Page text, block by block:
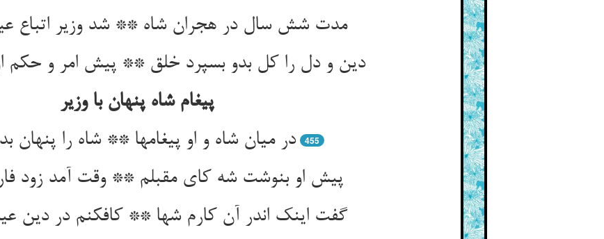
مدت شش سال در هجران شاه ** شد وزیر اتباع عیسی را پناه‌‌
پیغام شاه پنهان با وزیر
در میان شاه و او پیغامها ** شاه را پنهان
455
پیش او بنوشت شه کای مقبلم ** وقت آمد زود فارغ کن دلم‌‌
گفت اینک اندر آن کارم شها ** کافکنم در دین